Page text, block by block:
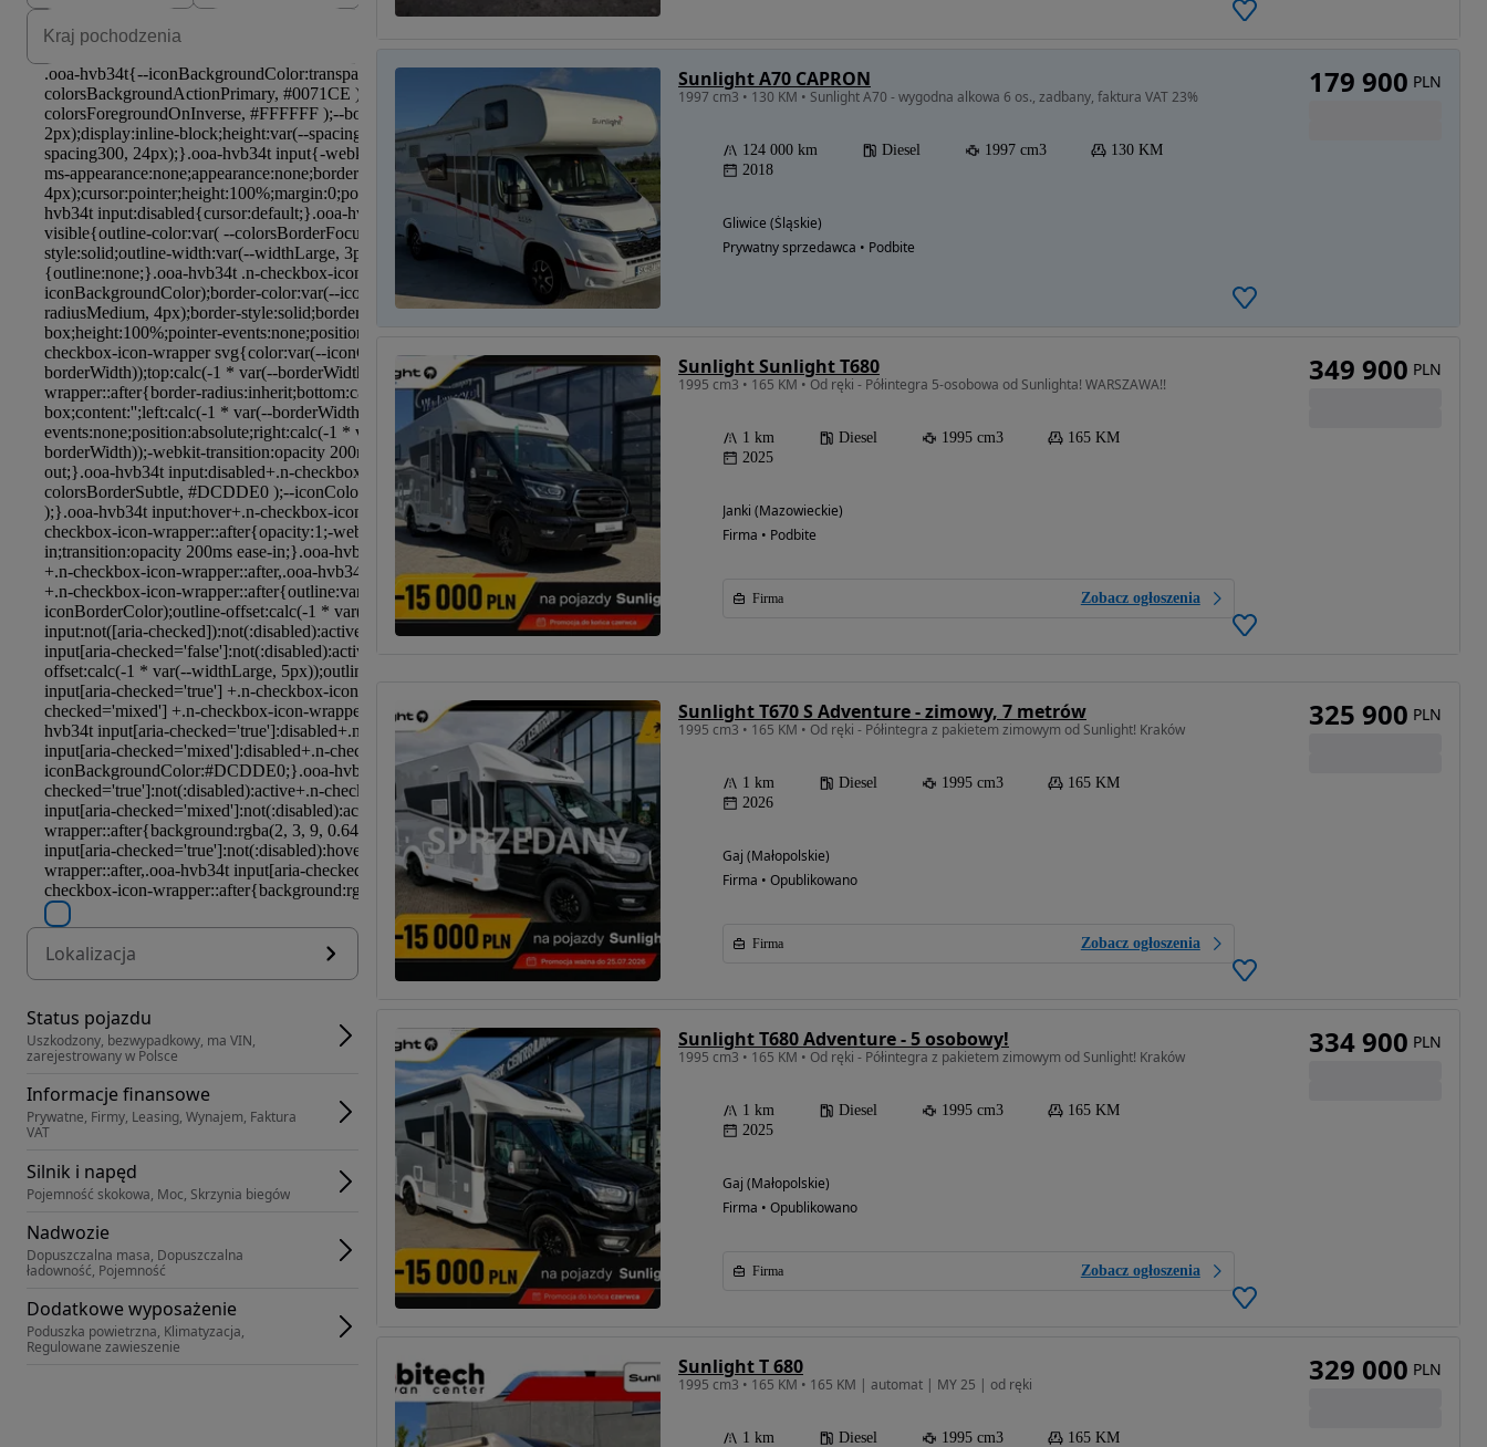
finansowania
Lokalizacja
Status pojazdu
Uszkodzony, bezwypadkowy, ma VIN,
zarejestrowany w Polsce
Informacje finansowe
Prywatne, Firmy, Leasing, Wynajem, Faktura
VAT
Silnik i napęd
Pojemność skokowa, Moc, Skrzynia biegów
Nadwozie
Dopuszczalna masa, Dopuszczalna
ładowność, Pojemność
Dodatkowe wyposażenie
Poduszka powietrzna, Klimatyzacja,
Regulowane zawieszenie
Sunlight A70 CAPRON
1997 cm3 • 130 KM • Sunlight A70 - wygodna alkowa 6 os., zadbany, faktura VAT 23%
124 000 km Diesel 1997 cm3
130 KM
2018
Gliwice (Śląskie)
Prywatny sprzedawca • Podbite
179 900 PLN
Sunlight Sunlight T680
1995 cm3 • 165 KM • Od ręki - Półintegra 5-osobowa od Sunlighta! WARSZAWA!!
1 km Diesel 1995 cm3
165 KM
2025
Janki (Mazowieckie)
Firma • Podbite
Firma Zobacz ogłoszenia
349 900 PLN
Sunlight T670 S Adventure - zimowy, 7 metrów
1995 cm3 • 165 KM • Od ręki - Półintegra z pakietem zimowym od Sunlight! Kraków
1 km Diesel 1995 cm3
165 KM
2026
Gaj (Małopolskie)
Firma • Opublikowano
Firma Zobacz ogłoszenia
325 900 PLN
Sunlight T680 Adventure - 5 osobowy!
1995 cm3 • 165 KM • Od ręki - Półintegra z pakietem zimowym od Sunlight! Kraków
1 km Diesel 1995 cm3
165 KM
2025
Gaj (Małopolskie)
Firma • Opublikowano
Firma Zobacz ogłoszenia
334 900 PLN
Sunlight T 680
1995 cm3 • 165 KM • 165 KM | automat | MY 25 | od ręki
1 km Diesel 1995 cm3
165 KM
329 000 PLN